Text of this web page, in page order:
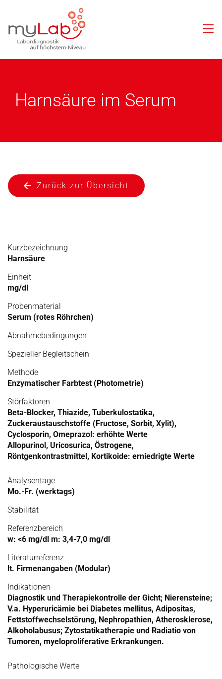
Harnsäure im Serum
Zurück zur Übersicht
Kurzbezeichnung
Harnsäure
Einheit
mg/dl
Probenmaterial
Serum (rotes Röhrchen)
Abnahmebedingungen
Spezieller Begleitschein
Methode
Enzymatischer Farbtest (Photometrie)
Störfaktoren
Beta-Blocker, Thiazide, Tuberkulostatika,
Zuckeraustauschstoffe (Fructose, Sorbit, Xylit),
Cyclosporin, Omeprazol: erhöhte Werte
Allopurinol, Uricosurica, Östrogene,
Röntgenkontrastmittel, Kortikoide: erniedrigte Werte
Analysentage
Mo.-Fr. (werktags)
Stabilität
Referenzbereich
w: <6 mg/dl m: 3,4-7,0 mg/dl
Literaturreferenz
lt. Firmenangaben (Modular)
Indikationen
Diagnostik und Therapiekontrolle der Gicht; Nierensteine;
V.a. Hyperuricämie bei Diabetes mellitus, Adipositas,
Fettstoffwechselstörung, Nephropathien, Atherosklerose,
Alkoholabusus; Zytostatikatherapie und Radiatio von
Tumoren, myeloproliferative Erkrankungen.
Pathologische Werte